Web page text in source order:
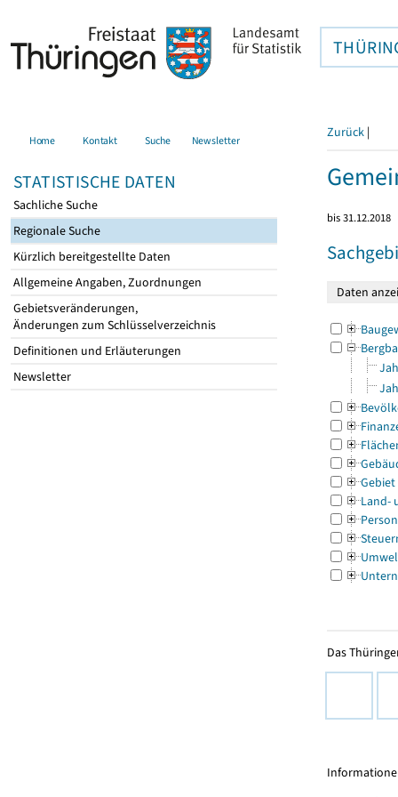
Home Kontakt Suche Newsletter
STATISTISCHE DATEN
Sachliche Suche
Regionale Suche
Kürzlich bereitgestellte Daten
Allgemeine Angaben, Zuordnungen
Gebietsveränderungen,
Änderungen zum Schlüsselverzeichnis
Definitionen und Erläuterungen
Newsletter
Zurück |
bis 31.12.2018
Gebiet
Land-
Das